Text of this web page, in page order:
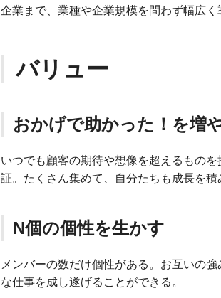
企業まで、業種や企業規模を問わず幅広
バリュー
おかげで助かった！を増
いつでも顧客の期待や想像を超えるもの
証。たくさん集めて、自分たちも成長を積
N個の個性を生かす
メンバーの数だけ個性がある。お互いの
な仕事を成し遂げることができる。